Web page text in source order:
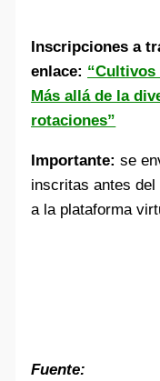
Inscripciones a
enlace:
Más allá de la
rotaciones”
Importante:se
inscritas antes
a la plataforma
Fuente: